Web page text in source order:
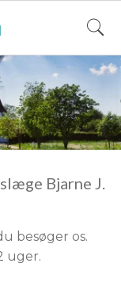
Bjarne J.
besøger os.
uger.